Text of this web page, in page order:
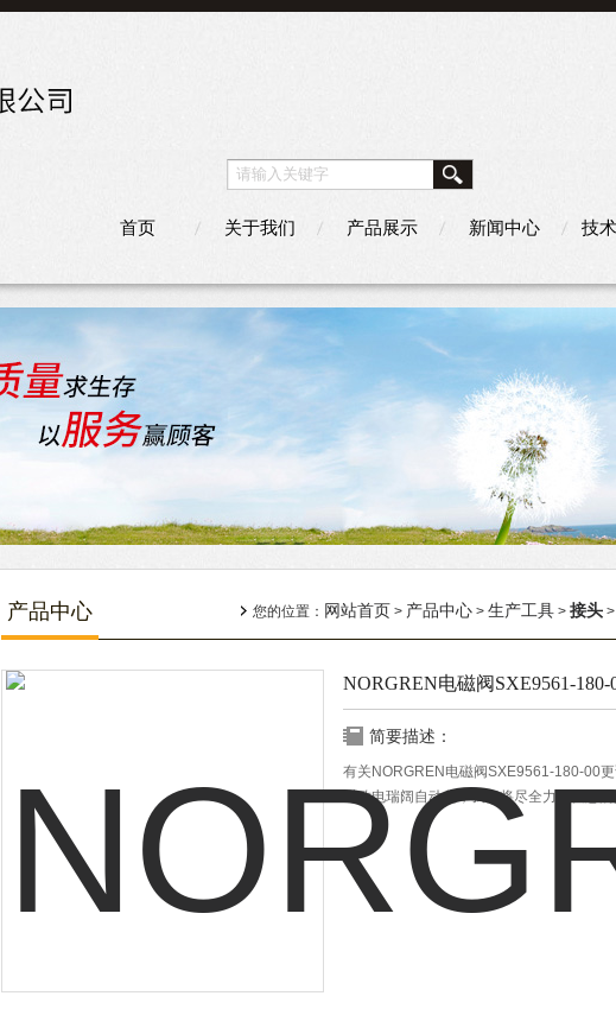
首页 关于我们 产品展示 新闻中心 技
产品中心 您的位置： 网站首页 > 产品中心 > 生产工具 > 接头
NORGREN电磁阀SXE9561-180-
简要描述：
有关NORGREN电磁阀SXE9561-180-00
时致电瑞阔自动化，我们将尽全力解决您的